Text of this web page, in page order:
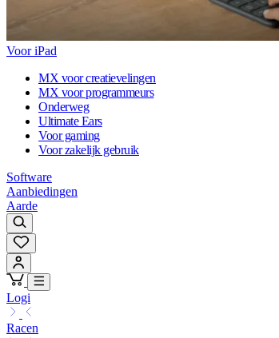
Voor iPad
MX voor creatievelingen
MX voor programmeurs
Onderweg
Ultimate Ears
Voor gaming
Voor zakelijk gebruik
Software
Aanbiedingen
Aarde
Logi
Racen